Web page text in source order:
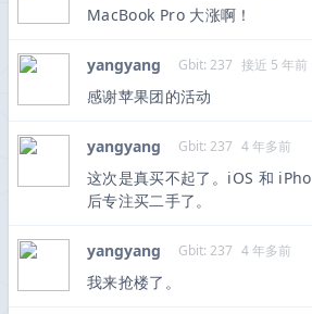
MacBook Pro 大涨啊！
yangyang Gbit: 237 接近 5 年前
感谢苹果团的活动
yangyang Gbit: 237 4 年多前
这次是真买不起了。iOS 和
后专注买二手了。
yangyang Gbit: 237 4 年多前
我来抢楼了。